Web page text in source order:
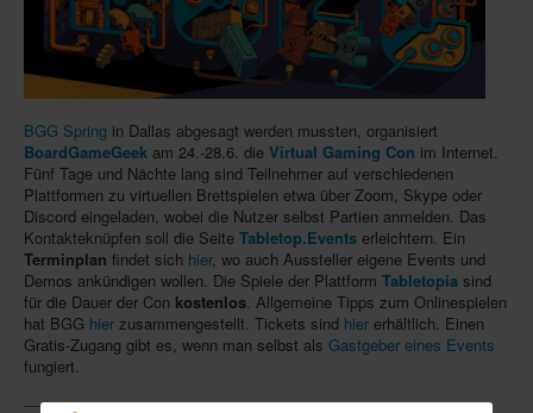
Neuheiten-New Games
Köpfe-Heads
Preise-Awards
Branchen-/Wirtschaftsnews
Interviews
Crowdfunding
Veranstaltungen-Events
In eigener Sache-On our own behalf
Archivierte Meldungen-News archive
BGG Spring in Dallas abgesagt werden mussten, organisiert
BoardGameGeek am 24.-28.6. die Virtual Gaming Con im Internet.
Fünf Tage und Nächte lang sind Teilnehmer auf verschiedenen
Plattformen zu virtuellen Brettspielen etwa über Zoom, Skype oder
Discord eingeladen, wobei die Nutzer selbst Partien anmelden. Das
Kontakteknüpfen soll die Seite Tabletop.Events erleichtern. Ein
Terminplan findet sich hier, wo auch Aussteller eigene Events und
Demos ankündigen wollen. Die Spiele der Plattform Tabletopia sind
für die Dauer der Con kostenlos . Allgemeine Tipps zum Onlinespielen
hat BGG hier zusammengestellt. Tickets sind hier erhältlich. Einen
Gratis-Zugang gibt es, wenn man selbst als Gastgeber eines Events
fungiert.
_____